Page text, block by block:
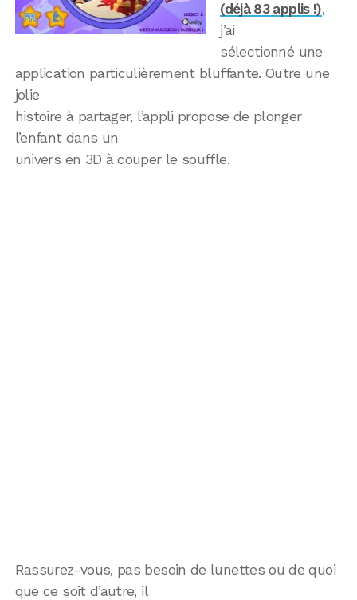
(déjà 83 applis !),
j’ai
sélectionné une
application particulièrement bluffante. Outre une
jolie
histoire à partager, l’appli propose de plonger
l’enfant dans un
univers en 3D à couper le souffle.
Rassurez-vous, pas besoin de lunettes ou de quoi
que ce soit d’autre, il